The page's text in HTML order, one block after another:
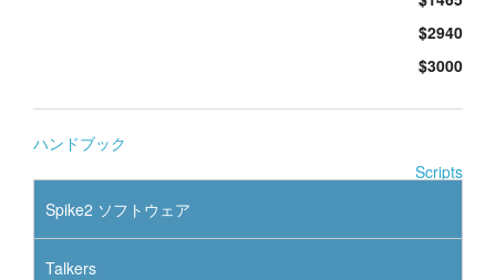
$2940
$3000
ハンドブック
Scripts
Spike2 ソフトウェア
Talkers